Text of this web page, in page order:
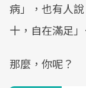
病」，也有人
十，自在滿足
那麼，你呢？